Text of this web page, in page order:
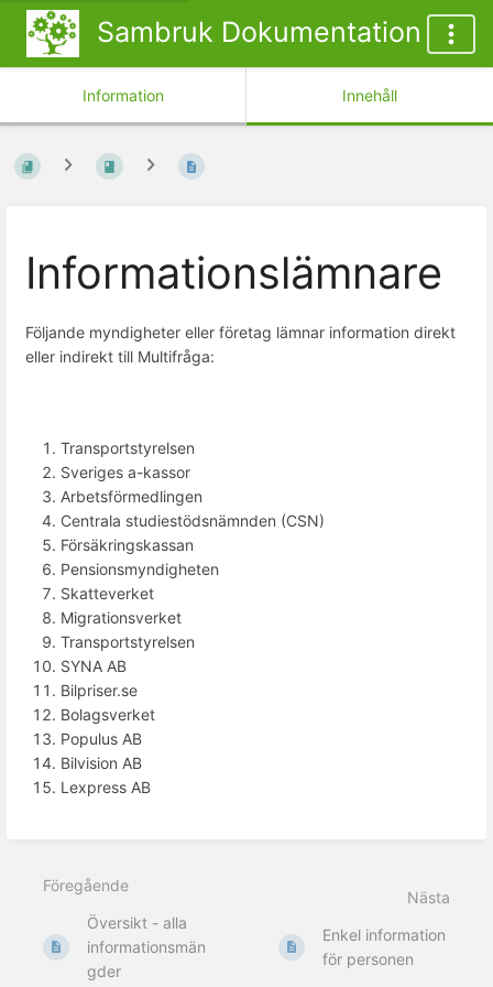
Sambruk Dokumentation
Information Innehåll
Informationslämnare
Följande myndigheter eller företag lämnar information direkt
eller indirekt till Multifråga:
Transportstyrelsen
Sveriges a-kassor
Arbetsförmedlingen
Centrala studiestödsnämnden (CSN)
Försäkringskassan
Pensionsmyndigheten
Skatteverket
Migrationsverket
Transportstyrelsen
SYNA AB
Bilpriser.se
Bolagsverket
Populus AB
Bilvision AB
Lexpress AB
Föregående
Översikt - alla
informationsmän
gder
Nästa
Enkel information
för personen